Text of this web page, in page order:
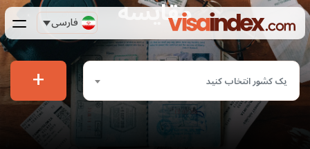
فارسی مقایسه
یک کشور انتخاب کنید +